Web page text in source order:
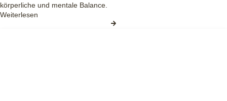
körperliche und mentale Balance.
Weiterlesen